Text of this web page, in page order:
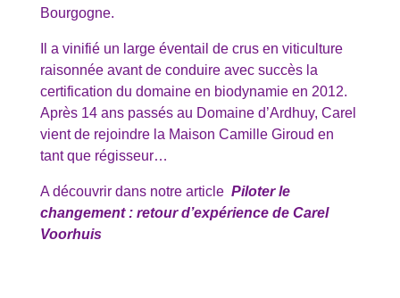
Bourgogne.
Il a vinifié un large éventail de crus en viticulture
raisonnée avant de conduire avec succès la
certification du domaine en biodynamie en 2012.
Après 14 ans passés au Domaine d’Ardhuy, Carel
vient de rejoindre la Maison Camille Giroud en
tant que régisseur…
A découvrir dans notre article Piloter le
changement : retour d’expérience de Carel
Voorhuis